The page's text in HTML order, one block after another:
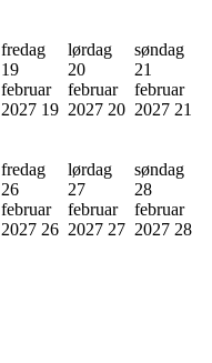
fredag
19
februar
2027 19
lørdag
20
februar
2027 20
søndag
21
februar
2027 21
fredag
26
februar
2027 26
lørdag
27
februar
2027 27
søndag
28
februar
2027 28